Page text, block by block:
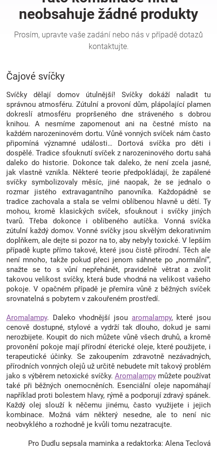
zábava
pro
děti
Těhotenské
oblečení
Novinky
Značky
Blog
Hračkářství
Čajové svíčky
Svíčky dělají domov útulnější! Svíčky dokáží naladit tu
správnou atmosféru. Zútulní a provoní dům, plápolající plamen
dokreslí atmosféru propršeného dne stráveného s dobrou
knihou. A nesmíme zapomenout ani na čestné místo na
každém narozeninovém dortu. Vůně vonných svíček nám často
připomíná významné události… Dortová svíčka pro děti i
dospělé. Tradice sfouknutí svíček z narozeninového dortu sahá
daleko do historie. Dokonce tak daleko, že není zcela jasné,
jak vlastně vznikla. Některé teorie předpokládají, že zapálené
svíčky symbolizovaly měsíc, jiné naopak, že se jednalo o
rozmar jistého extravagantního panovníka. Každopádně se
tradice zachovala a stala se velmi oblíbenou hlavně u dětí. Ty
mohou, kromě klasických svíček, sfouknout i svíčky jiných
tvarů. Třeba dokonce i oblíbeného autíčka. Vonná svíčka
zútulní každý domov. Vonné svíčky jsou skvělým dekorativním
doplňkem, ale dejte si pozor na to, aby nebyly toxické. V lepším
případě kupte přímo takové, které jsou čistě přírodní. Těch ale
není mnoho, takže pokud přeci jenom sáhnete po „normální“,
snažte se to s vůní nepřehánět, pravidelně větrat a zvolit
takovou velikost svíčky, která bude vhodná na velikost vašeho
pokoje. V opačném případě je přemíra vůně z běžných svíček
srovnatelná s pobytem v zakouřeném prostředí.
Aromalampy. Daleko vhodnější jsou aromalampy, které jsou
cenově dostupné, stylové a vydrží tak dlouho, dokud je sami
nerozbijete. Koupit do nich můžete vůně všech druhů, a kromě
provonění pokoje mají přírodní éterické oleje, které použijete, i
terapeutické účinky. Se zakoupením zdravotně nezávadných,
přírodních vonných olejů už určitě nebudete mít takový problém
jako s výběrem netoxické svíčky. Aromalampymůžete používat
také při běžných onemocněních. Esenciální oleje napomáhají
například proti bolestem hlavy, rýmě a podporují zdravý spánek.
Každý olej slouží k něčemu jinému, často využijete i jejich
kombinace. Možná vám některý nesedne, ale to není nic
neobvyklého a rozhodně je kvůli tomu nezatracujte.
Pro Dudlu sepsala maminka a redaktorka: Alena Teclová